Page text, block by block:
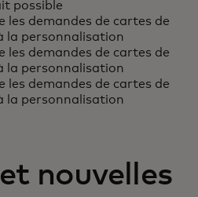
possible
les demandes de cartes de
la personnalisation
les demandes de cartes de
la personnalisation
les demandes de cartes de
la personnalisation
nouvelles